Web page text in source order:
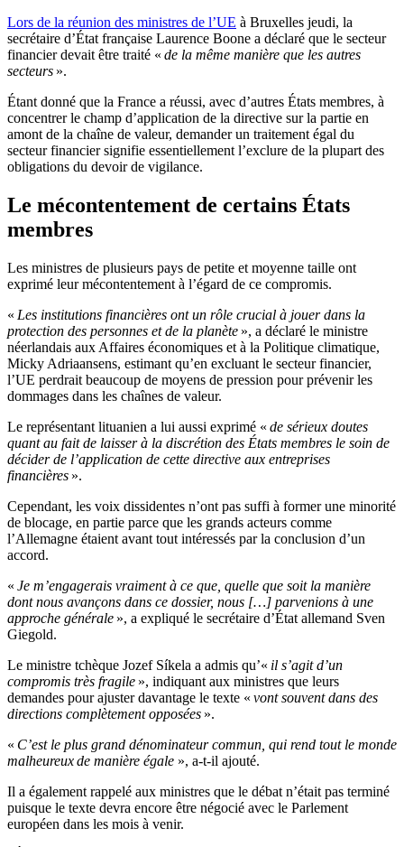
Lors de la réunion des ministres de l’UE à Bruxelles jeudi, la
secrétaire d’État française Laurence Boone a déclaré que le secteur
financier devait être traité « de la même manière que les autres
secteurs ».
Étant donné que la France a réussi, avec d’autres États membres, à
concentrer le champ d’application de la directive sur la partie en
amont de la chaîne de valeur, demander un traitement égal du
secteur financier signifie essentiellement l’exclure de la plupart des
obligations du devoir de vigilance.
Le mécontentement de certains États
membres
Les ministres de plusieurs pays de petite et moyenne taille ont
exprimé leur mécontentement à l’égard de ce compromis.
« Les institutions financières ont un rôle crucial à jouer dans la
protection des personnes et de la planète », a déclaré le ministre
néerlandais aux Affaires économiques et à la Politique climatique,
Micky Adriaansens, estimant qu’en excluant le secteur financier,
l’UE perdrait beaucoup de moyens de pression pour prévenir les
dommages dans les chaînes de valeur.
Le représentant lituanien a lui aussi exprimé « de sérieux doutes
quant au fait de laisser à la discrétion des États membres le soin de
décider de l’application de cette directive aux entreprises
financières ».
Cependant, les voix dissidentes n’ont pas suffi à former une minorité
de blocage, en partie parce que les grands acteurs comme
l’Allemagne étaient avant tout intéressés par la conclusion d’un
accord.
« Je m’engagerais vraiment à ce que, quelle que soit la manière
dont nous avançons dans ce dossier, nous […] parvenions à une
approche générale », a expliqué le secrétaire d’État allemand Sven
Giegold.
Le ministre tchèque Jozef Síkela a admis qu’« il s’agit d’un
compromis très fragile », indiquant aux ministres que leurs
demandes pour ajuster davantage le texte « vont souvent dans des
directions complètement opposées ».
« C’est le plus grand dénominateur commun, qui rend tout le monde
malheureuxde manière égale », a-t-il ajouté.
Il a également rappelé aux ministres que le débat n’était pas terminé
puisque le texte devra encore être négocié avec le Parlement
européen dans les mois à venir.